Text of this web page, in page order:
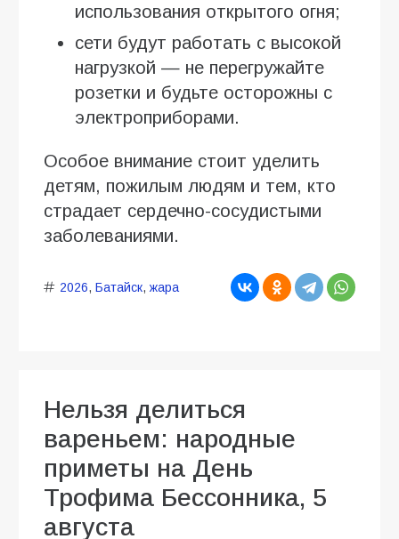
использования открытого огня;
сети будут работать с высокой
нагрузкой — не перегружайте
розетки и будьте осторожны с
электроприборами.
Особое внимание стоит уделить
детям, пожилым людям и тем, кто
страдает сердечно-сосудистыми
заболеваниями.
2026, Батайск, жара
Нельзя делиться
вареньем: народные
приметы на День
Трофима Бессонника, 5
августа